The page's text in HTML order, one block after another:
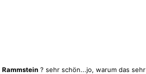
Rammstein ? sehr schön...jo, warum das sehr